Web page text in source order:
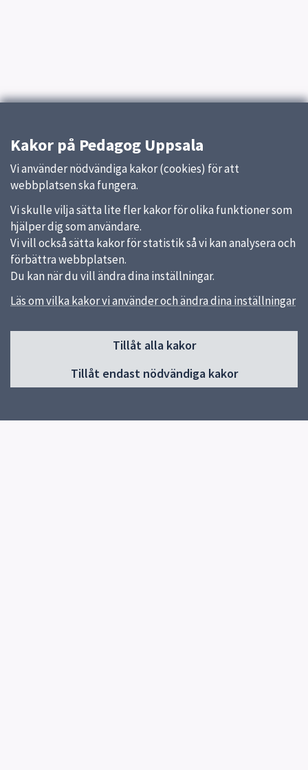
Kakor på Pedagog Uppsala
Vi använder nödvändiga kakor (cookies) för att
webbplatsen ska fungera.
Vi skulle vilja sätta lite fler kakor för olika funktioner som
hjälper dig som användare.
Vi vill också sätta kakor för statistik så vi kan analysera och
förbättra webbplatsen.
Du kan när du vill ändra dina inställningar.
Läs om vilka kakor vi använder och ändra dina inställningar
Tillåt alla kakor
Tillåt endast nödvändiga kakor
Sidfot
Om Pedagog Uppsala